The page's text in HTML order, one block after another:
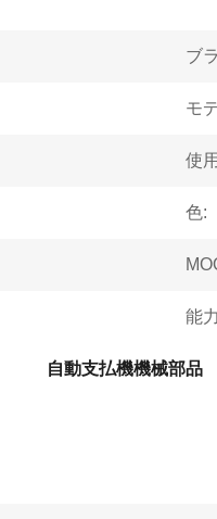
ブ
モ
使
色:
能
自動支払機機械部品